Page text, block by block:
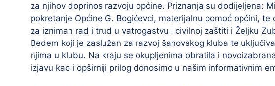
za njihov doprinos razvoju općine. Priznanja su dodijeljena:
pokretanje Općine G. Bogićevci, materijalnu pomoć općini,
za izniman rad i trud u vatrogastvu i civilnoj zaštiti i Željku
Bedem koji je zaslužan za razvoj šahovskog kluba te
njima u klubu. Na kraju se okupljenima obratila i
izjavu kao i opširniji prilog donosimo u našim informativnim